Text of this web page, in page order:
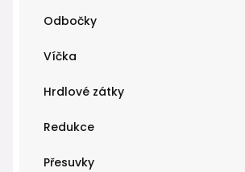
Odbočky
Víčka
Hrdlové zátky
Redukce
Přesuvky